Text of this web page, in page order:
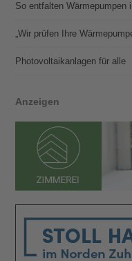
So entfalten Wärmepumpen
„Wir prüfen Ihre
Photovoltaik­­anlagen für alle
Anzeigen